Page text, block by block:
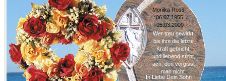
Monika Ross
*06.07.1955
+05.03.2000
Wer treu gewirkt,
bis ihm die letzte
Kraft gebricht,
und liebend stirbt,
ach, den vergisst
man nicht.
In Liebe Dein Sohn